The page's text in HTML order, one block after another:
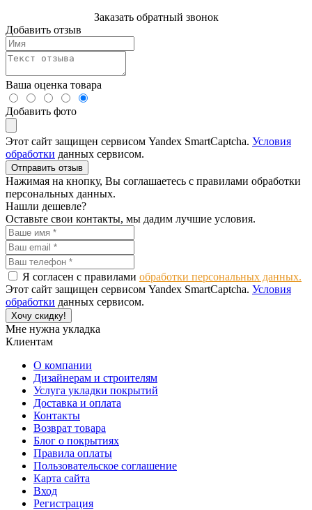
Заказать обратный звонок
Добавить отзыв
Ваша оценка товара
Добавить фото
Этот сайт защищен сервисом Yandex SmartCaptcha. Условия
обработки данных сервисом.
Отправить отзыв
Нажимая на кнопку, Вы соглашаетесь с правилами обработки
персональных данных.
Нашли дешевле?
Оставьте свои контакты, мы дадим лучшие условия.
Я согласен с правилами обработки персональных данных.
Этот сайт защищен сервисом Yandex SmartCaptcha. Условия
обработки данных сервисом.
Хочу скидку!
Мне нужна укладка
Клиентам
О компании
Дизайнерам и строителям
Услуга укладки покрытий
Доставка и оплата
Контакты
Возврат товара
Блог о покрытиях
Правила оплаты
Пользовательское соглашение
Карта сайта
Вход
Регистрация